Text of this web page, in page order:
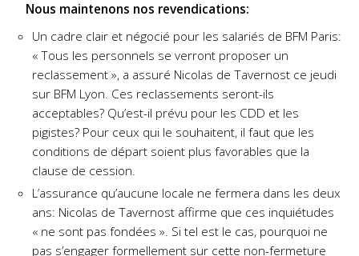
Nous maintenons nos revendications:
Un cadre clair et négocié pour les salariés de BFM Paris:
« Tous les personnels se verront proposer un
reclassement », a assuré Nicolas de Tavernost ce jeudi
sur BFM Lyon. Ces reclassements seront-ils
acceptables? Qu’est-il prévu pour les CDD et les
pigistes? Pour ceux qui le souhaitent, il faut que les
conditions de départ soient plus favorables que la
clause de cession.
L’assurance qu’aucune locale ne fermera dans les deux
ans: Nicolas de Tavernost affirme que ces inquiétudes
« ne sont pas fondées ». Si tel est le cas, pourquoi ne
pas s’engager formellement sur cette non-fermeture